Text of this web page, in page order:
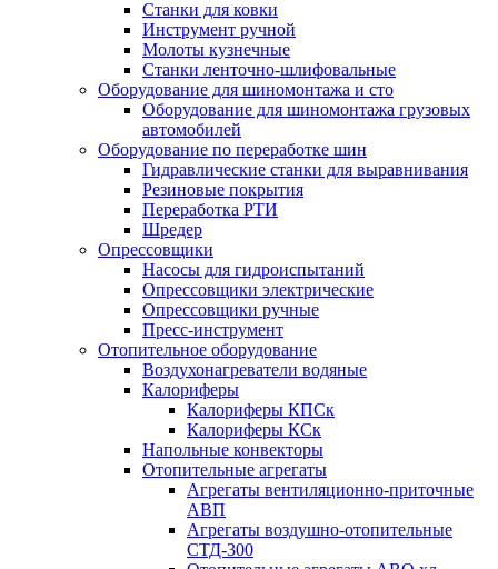
Станки для ковки
Инструмент ручной
Молоты кузнечные
Станки ленточно-шлифовальные
Оборудование для шиномонтажа и сто
Оборудование для шиномонтажа грузовых
автомобилей
Оборудование по переработке шин
Гидравлические станки для выравнивания
Резиновые покрытия
Переработка РТИ
Шредер
Опрессовщики
Насосы для гидроиспытаний
Опрессовщики электрические
Опрессовщики ручные
Пресс-инструмент
Отопительное оборудование
Воздухонагреватели водяные
Калориферы
Калориферы КПСк
Калориферы КСк
Напольные конвекторы
Отопительные агрегаты
Агрегаты вентиляционно-приточные
АВП
Агрегаты воздушно-отопительные
СТД-300